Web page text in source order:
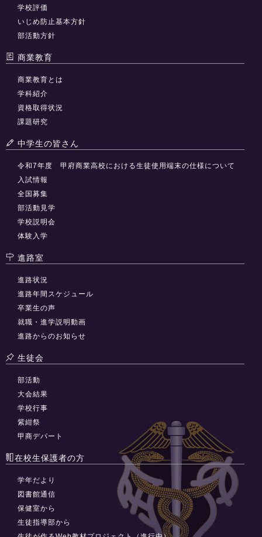
学校評価
いじめ防止基本方針
部活動方針
商業教育
商業教育とは
学科紹介
資格取得状況
課題研究
中学生の皆さん
令和7年度 甲府商業高校における生徒使用端末の仕様について
入試情報
全国募集
部活動見学
学校説明会
体験入学
進路室
進路状況
進路年間スケジュール
卒業生の声
就職・進学説明動画
進路からのお知らせ
生徒会
部活動
大会結果
学校行事
紫紺祭
甲商デパート
在校生保護者の方
学年だより
図書館通信
保健室から
生徒指導部から